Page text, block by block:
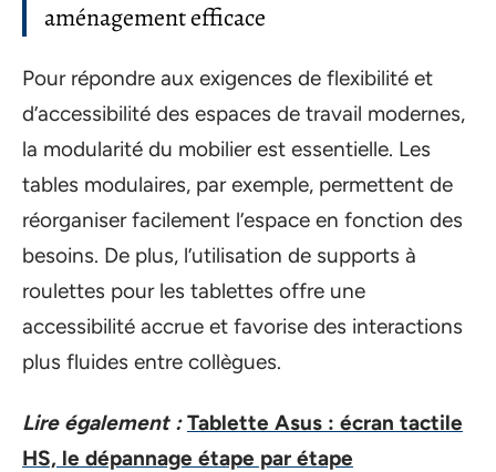
aménagement efficace
Pour répondre aux exigences de flexibilité et
d’accessibilité des espaces de travail modernes,
la modularité du mobilier est essentielle. Les
tables modulaires, par exemple, permettent de
réorganiser facilement l’espace en fonction des
besoins. De plus, l’utilisation de supports à
roulettes pour les tablettes offre une
accessibilité accrue et favorise des interactions
plus fluides entre collègues.
Lire également : Tablette Asus : écran tactile
HS, le dépannage étape par étape